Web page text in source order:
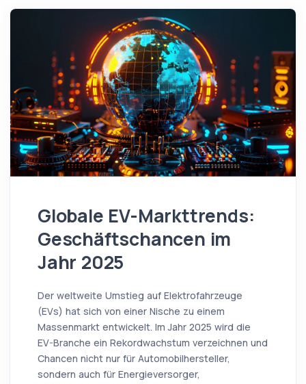
Globale EV-Markttrends:
Geschäftschancen im
Jahr 2025
Der weltweite Umstieg auf Elektrofahrzeuge
(EVs) hat sich von einer Nische zu einem
Massenmarkt entwickelt. Im Jahr 2025 wird die
EV-Branche ein Rekordwachstum verzeichnen und
Chancen nicht nur für Automobilhersteller,
sondern auch für Energieversorger,